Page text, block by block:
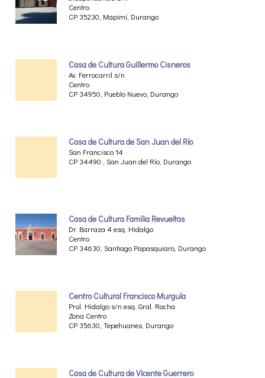
Centro
CP 35230, Mapimí, Durango
Casa de Cultura Guillermo Cisneros
Av. Ferrocarril s/n
Centro
CP 34950, Pueblo Nuevo, Durango
Casa de Cultura de San Juan del Río
San Francisco 14
CP 34490 , San Juan del Río, Durango
Casa de Cultura Familia Revueltas
Dr. Barraza 4 esq. Hidalgo
Centro
CP 34630, Santiago Papasquiaro, Durango
Centro Cultural Francisco Murguía
Prol. Hidalgo s/n esq. Gral. Rocha
Zona Centro
CP 35630, Tepehuanes, Durango
Casa de Cultura de Vicente Guerrero